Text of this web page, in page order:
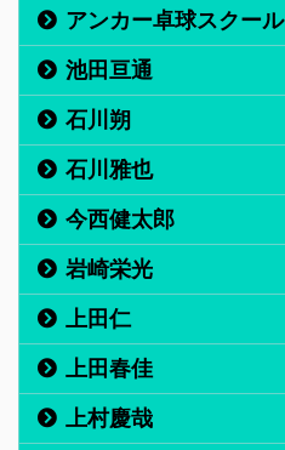
アンカー卓球スクール
池田亘通
石川朔
石川雅也
今西健太郎
岩崎栄光
上田仁
上田春佳
上村慶哉